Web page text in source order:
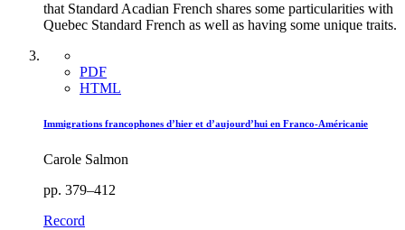
that Standard Acadian French shares some particularities with
Quebec Standard French as well as having some unique traits.
PDF
HTML
Immigrations francophones d’hier et d’aujourd’hui en Franco-Américanie
Carole Salmon
pp. 379–412
Record